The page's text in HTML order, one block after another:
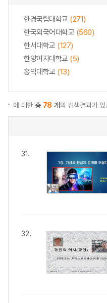
한경국립대학교 (271)
한국외국어대학교 (560)
한서대학교 (127)
한양여자대학교 (5)
홍익대학교 (13)
에 대한 총 78 개의 검색결과가 있
31.
32.